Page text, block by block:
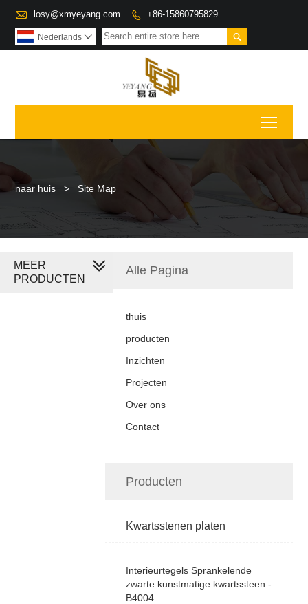
 losy@xmyeyang.com  +86-15860795829

Nederlands 
naar huis > Site Map
Alle Pagina
thuis
producten
Inzichten
Projecten
Over ons
Contact
Producten
Kwartsstenen platen
Interieurtegels Sprankelende
zwarte kunstmatige kwartssteen -
B4004
MEER
PRODUCTEN